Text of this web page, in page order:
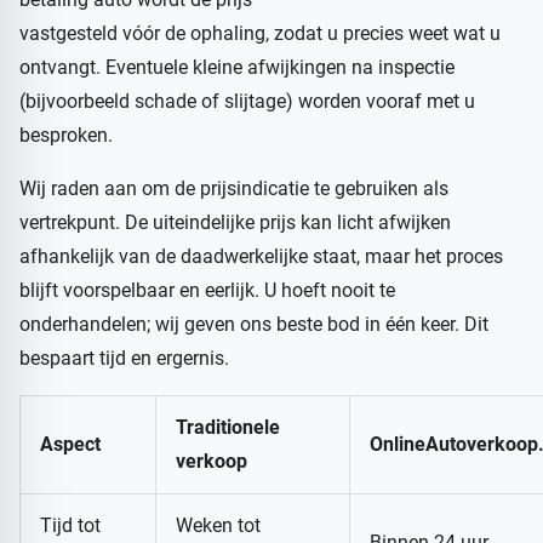
vastgesteld vóór de ophaling, zodat u precies weet wat u
ontvangt. Eventuele kleine afwijkingen na inspectie
(bijvoorbeeld schade of slijtage) worden vooraf met u
besproken.
Wij raden aan om de prijsindicatie te gebruiken als
vertrekpunt. De uiteindelijke prijs kan licht afwijken
afhankelijk van de daadwerkelijke staat, maar het proces
blijft voorspelbaar en eerlijk. U hoeft nooit te
onderhandelen; wij geven ons beste bod in één keer. Dit
bespaart tijd en ergernis.
Aspect
Traditionele
verkoop
Tijd tot Weken tot